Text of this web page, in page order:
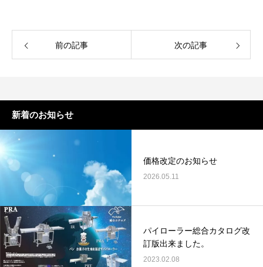
前の記事 次の記事
新着のお知らせ
価格改定のお知らせ
2026.05.11
パイローラー総合カタログ改
訂版出来ました。
2023.02.08